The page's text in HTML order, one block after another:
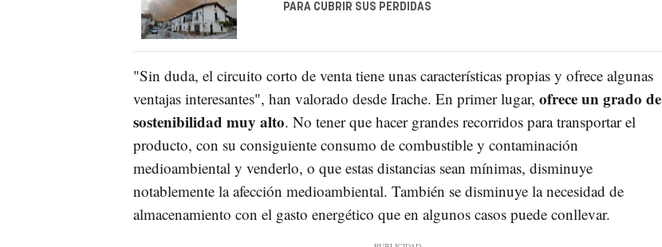
PARA CUBRIR SUS PÉRDIDAS
"Sin duda, el circuito corto de venta tiene unas características propias y ofrece algunas
ventajas interesantes", han valorado desde Irache. En primer lugar, ofrece un grado de
sostenibilidad muy alto. No tener que hacer grandes recorridos para transportar el
producto, con su consiguiente consumo de combustible y contaminación
medioambiental y venderlo, o que estas distancias sean mínimas, disminuye
notablemente la afección medioambiental. También se disminuye la necesidad de
almacenamiento con el gasto energético que en algunos casos puede conllevar.